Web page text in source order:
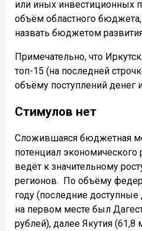
или иных инвестиционных
объём областного
назвать бюджетом
Примечательно, что
топ-15 (на последней
объёму поступлений денег
Стимулов нет
Сложившаяся бюджетная
потенциал экономического
ведёт к значительному
регионов. По объёму
году (последние
на первом месте был
рублей), далее Якутия (61,8